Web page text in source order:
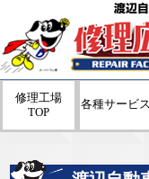
渡辺
修理工場
TOP
各種サービス